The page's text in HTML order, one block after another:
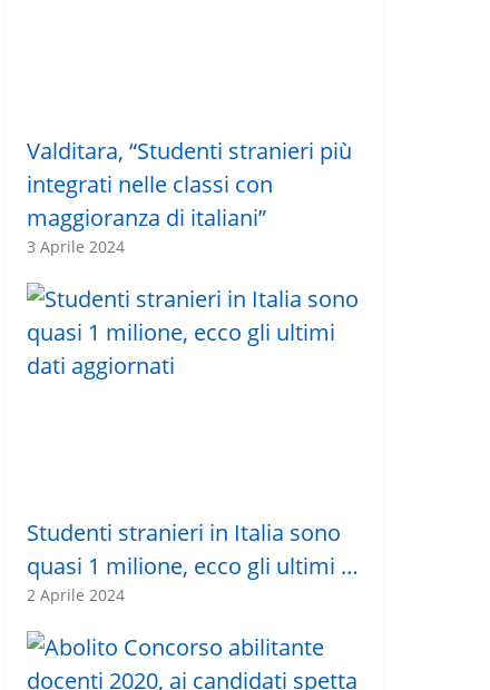
Valditara, “Studenti stranieri più
integrati nelle classi con
maggioranza di italiani”
3 Aprile 2024
Studenti stranieri in Italia sono
quasi 1 milione, ecco gli ultimi …
2 Aprile 2024